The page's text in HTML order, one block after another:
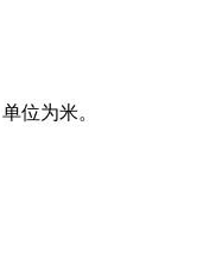
位为米。